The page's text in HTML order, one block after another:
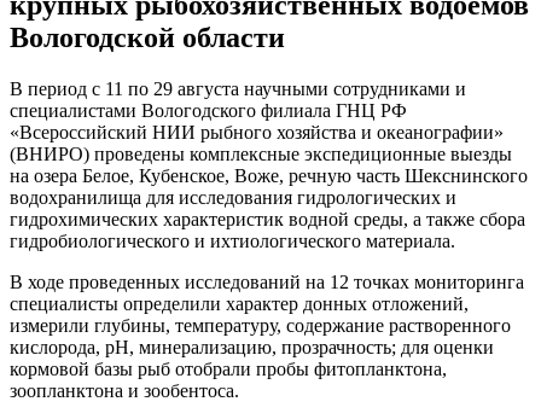
Вологодской области
В период с 11 по 29 августа научными сотрудниками и
специалистами Вологодского филиала ГНЦ РФ
«Всероссийский НИИ рыбного хозяйства и океанографии»
(ВНИРО) проведены комплексные экспедиционные выезды
на озера Белое, Кубенское, Воже, речную часть Шекснинского
водохранилища для исследования гидрологических и
гидрохимических характеристик водной среды, а также сбора
гидробиологического и ихтиологического материала.
В ходе проведенных исследований на 12 точках мониторинга
специалисты определили характер донных отложений,
измерили глубины, температуру, содержание растворенного
кислорода, рН, минерализацию, прозрачность; для оценки
кормовой базы рыб отобрали пробы фитопланктона,
зоопланктона и зообентоса.